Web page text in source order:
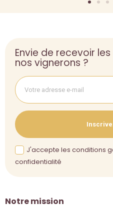
Notre mission
Envie de recevoir
nos vignerons ?
J'accepte les conditions
confidentialité